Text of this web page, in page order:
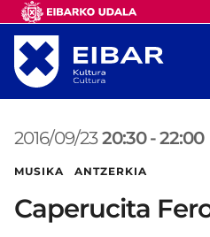
2016/09/23 20:30 -22:00
MUSIKA ANTZERKIA
Caperucita